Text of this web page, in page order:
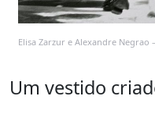
Elisa Zarzur e Alexandre Negrao
Um vestido